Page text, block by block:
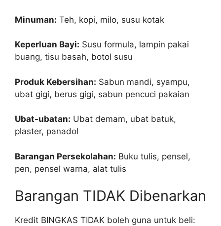
Minuman: Teh, kopi, milo, susu kotak
Keperluan Bayi: Susu formula, lampin pakai
buang, tisu basah, botol susu
Produk Kebersihan: Sabun mandi, syampu,
ubat gigi, berus gigi, sabun pencuci pakaian
Ubat-ubatan: Ubat demam, ubat batuk,
plaster, panadol
Barangan Persekolahan: Buku tulis, pensel,
pen, pensel warna, alat tulis
Barangan TIDAK Dibenarkan
Kredit BINGKAS TIDAK boleh guna untuk beli: